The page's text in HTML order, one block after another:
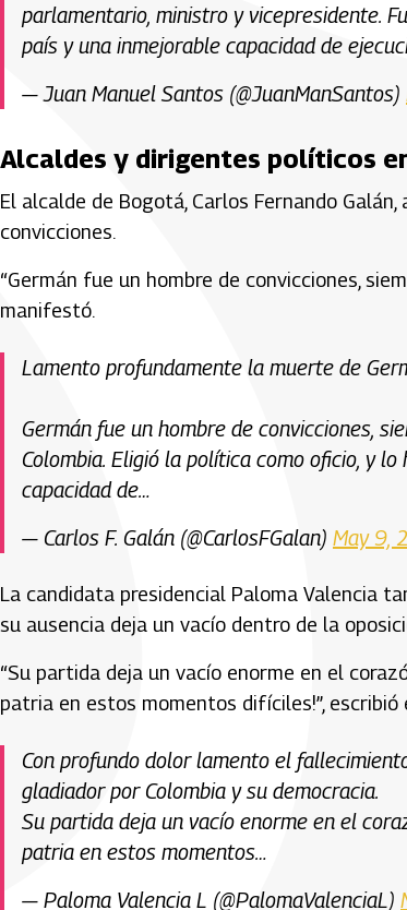
parlamentario, ministro y vicepresidente.
país y una inmejorable capacidad de
— Juan Manuel Santos (@JuanManSantos)
Alcaldes y dirigentes políticos
El alcalde de Bogotá, Carlos Fernando Galán
convicciones.
“Germán fue un hombre de convicciones,
manifestó.
Lamento profundamente la muerte de
Germán fue un hombre de convicciones,
Colombia. Eligió la política como oficio, y
capacidad de…
— Carlos F. Galán (@CarlosFGalan) May 9,
La candidata presidencial Paloma Valencia
su ausencia deja un vacío dentro de la
“Su partida deja un vacío enorme en el
patria en estos momentos difíciles!”, escribió
Con profundo dolor lamento el
gladiador por Colombia y su democracia.
Su partida deja un vacío enorme en el
patria en estos momentos…
— Paloma Valencia L (@PalomaValenciaL)